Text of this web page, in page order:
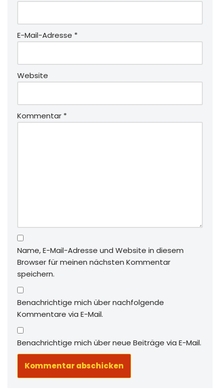
E-Mail-Adresse *
Website
Kommentar *
Name, E-Mail-Adresse und Website in diesem
Browser für meinen nächsten Kommentar
speichern.
Benachrichtige mich über nachfolgende
Kommentare via E-Mail.
Benachrichtige mich über neue Beiträge via E-Mail.